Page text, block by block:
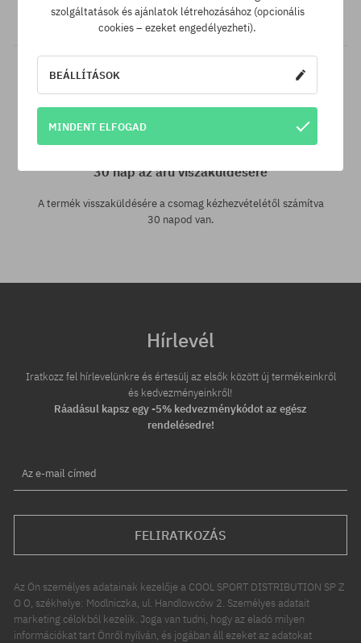
akkor csak neked levisszük a termék árát!
30 nap az áru viszaküldésére
A termék visszaküldésére a csomag kézhezvételétől számítva
30 napod van.
Hírlevél
Iratkozz fel hírlevelünkre és értesülj az elsők között új termékeinkről
és kedvezményeinkről!
Ráadásul kapsz egy -5% kedvezménykódot az egész
rendelésedre!
Az e-mail címed
FELIRATKOZÁS
Az Ön személyes adatainak kezelője a COOL SPORT DISTRIBUTION SP Z
O O, székhelye: Modlniczka, ul. Handlowców 2. Személyes adatait
marketing célokból kezelik. Joga van tudni, hogy az eladó milyen
információkat tart Önről nyilván, és jogában áll ezeket az adatokat
szolgáltatások és ajánlatok létrehozásához (opcionális
cookies – ezeket engedélyezheti).
BEÁLLÍTÁSOK
MINDENT ELFOGAD